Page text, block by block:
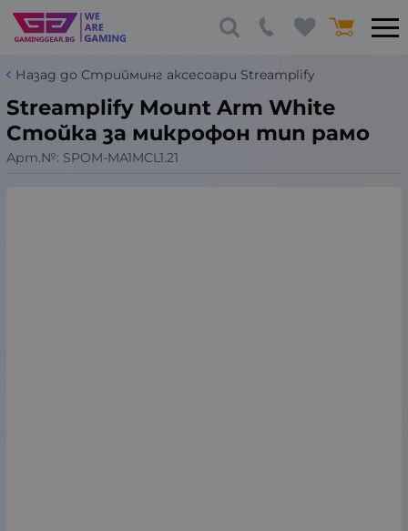
Назад до Стрийминг аксесоари Streamplify
Streamplify Mount Arm White
Стойка за микрофон тип рамо
Арт.№: SPOM-MA1MCL1.21